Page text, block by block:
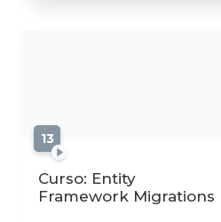
13
Curso: Entity
Framework Migrations